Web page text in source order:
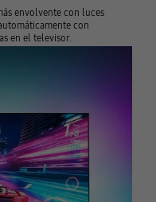
envolvente con luces
con
en el televisor.